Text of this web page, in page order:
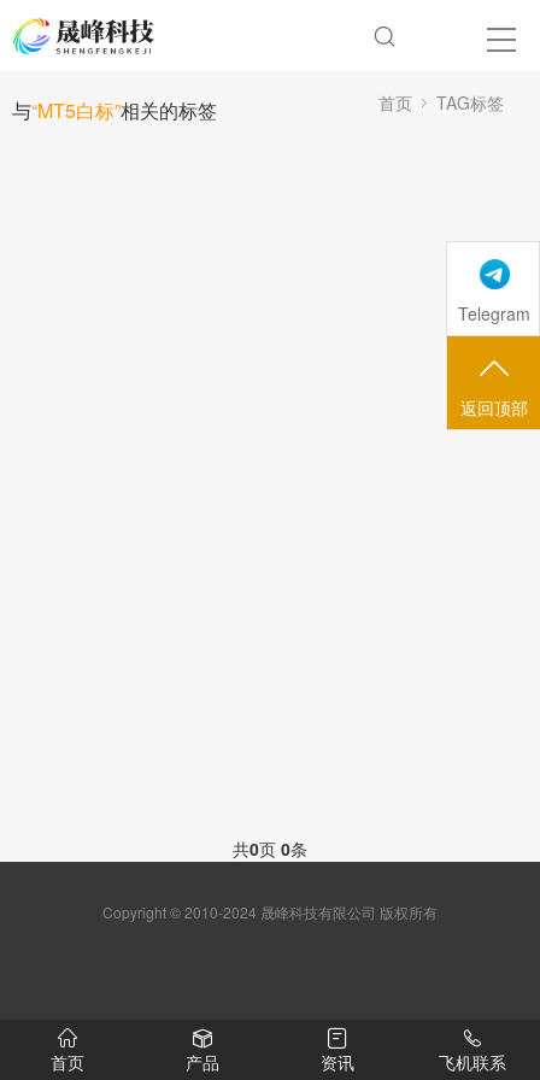
与“MT5白标”相关的标签 首页 TAG标签
共0页 0条
Copyright © 2010-2024 晟峰科技有限公司 版权所有
首页 产品 资讯 飞机联系
Telegram
返回顶部